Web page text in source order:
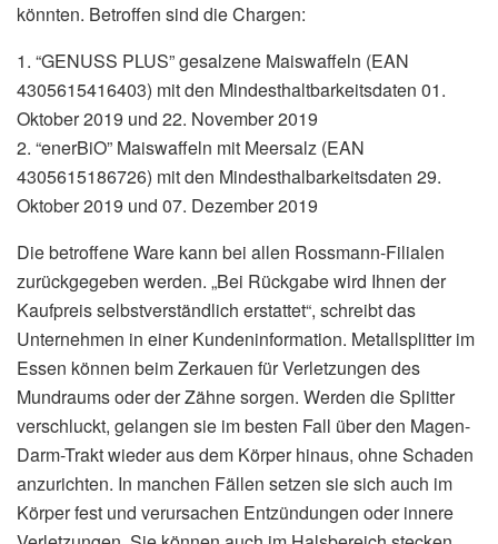
könnten. Betroffen sind die Chargen:
1. “GENUSS PLUS” gesalzene Maiswaffeln (EAN
4305615416403) mit den Mindesthaltbarkeitsdaten 01.
Oktober 2019 und 22. November 2019
2. “enerBiO” Maiswaffeln mit Meersalz (EAN
4305615186726) mit den Mindesthalbarkeitsdaten 29.
Oktober 2019 und 07. Dezember 2019
Die betroffene Ware kann bei allen Rossmann-Filialen
zurückgegeben werden. „Bei Rückgabe wird Ihnen der
Kaufpreis selbstverständlich erstattet“, schreibt das
Unternehmen in einer Kundeninformation. Metallsplitter im
Essen können beim Zerkauen für Verletzungen des
Mundraums oder der Zähne sorgen. Werden die Splitter
verschluckt, gelangen sie im besten Fall über den Magen-
Darm-Trakt wieder aus dem Körper hinaus, ohne Schaden
anzurichten. In manchen Fällen setzen sie sich auch im
Körper fest und verursachen Entzündungen oder innere